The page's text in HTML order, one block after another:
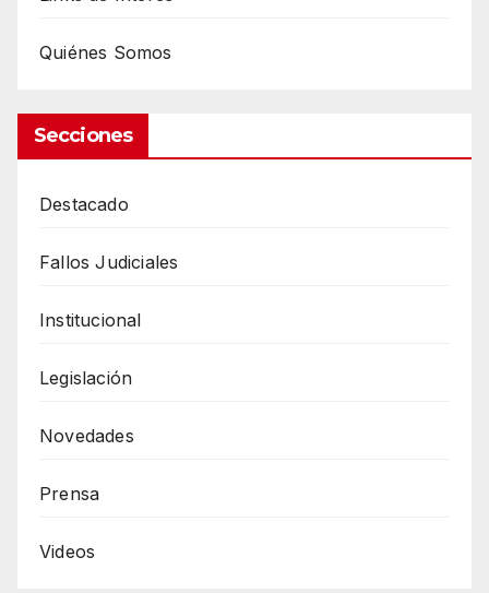
Quiénes Somos
Secciones
Destacado
Fallos Judiciales
Institucional
Legislación
Novedades
Prensa
Videos